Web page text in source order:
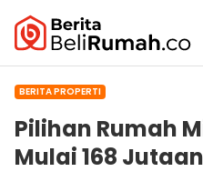
BERITA PROPERTI
Pilihan Rumah
Mulai 168 Jutaan